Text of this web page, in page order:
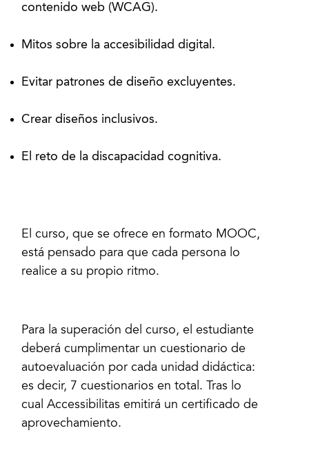
contenido web (WCAG).
Mitos sobre la accesibilidad digital.
Evitar patrones de diseño excluyentes.
Crear diseños inclusivos.
El reto de la discapacidad cognitiva.
El curso, que se ofrece en formato MOOC,
está pensado para que cada persona lo
realice a su propio ritmo.
Para la superación del curso, el estudiante
deberá cumplimentar un cuestionario de
autoevaluación por cada unidad didáctica:
es decir, 7 cuestionarios en total. Tras lo
cual Accessibilitas emitirá un certificado de
aprovechamiento.